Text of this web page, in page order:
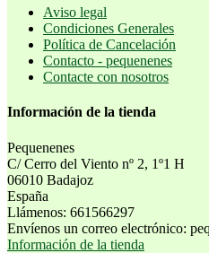
Aviso legal
Condiciones Generales
Política de Cancelación
Contacto - pequenenes
Contacte con nosotros
Información de la tienda
Pequenenes
C/ Cerro del Viento nº 2, 1º1 H
06010 Badajoz
España
Llámenos: 661566297
Envíenos un correo electrónico:
Información de la tienda